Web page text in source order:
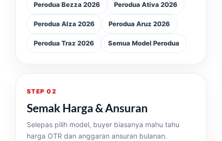
Perodua Bezza 2026 Perodua Ativa 2026
Perodua Alza 2026 Perodua Aruz 2026
Perodua Traz 2026 Semua Model Perodua
STEP 02
Semak Harga & Ansuran
Selepas pilih model, buyer biasanya mahu tahu
harga OTR dan anggaran ansuran bulanan.